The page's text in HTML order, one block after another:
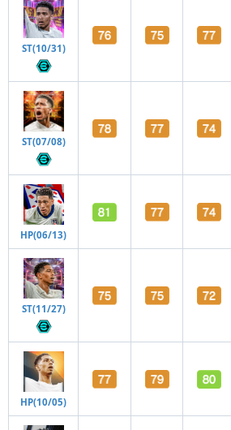
ST(10/31)
ST(07/08)
HP(06/13)
ST(11/27)
HP(10/05)